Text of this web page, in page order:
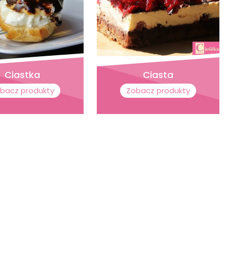
Ciastka
produkty
Ciasta
Zobacz produkty